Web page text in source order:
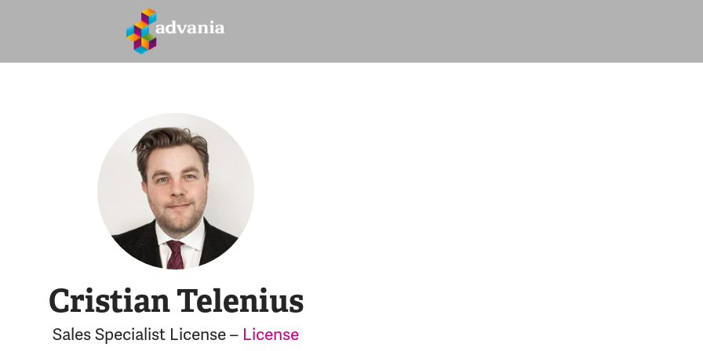
Cristian Telenius
Sales Specialist License – License